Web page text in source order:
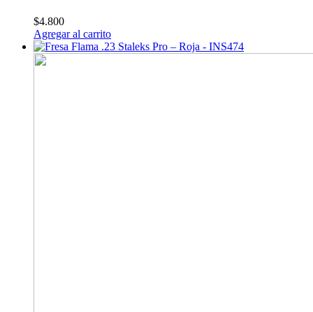
$4.800
Agregar al carrito